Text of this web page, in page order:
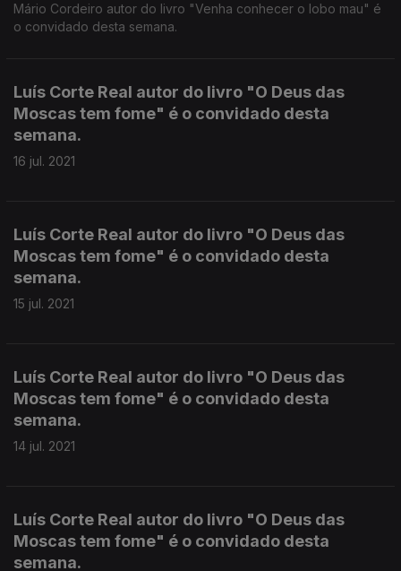
Mário Cordeiro autor do livro "Venha conhecer o lobo mau" é
o convidado desta semana.
Luís Corte Real autor do livro "O Deus das
Moscas tem fome" é o convidado desta
semana.
16 jul. 2021
Luís Corte Real autor do livro "O Deus das
Moscas tem fome" é o convidado desta
semana.
15 jul. 2021
Luís Corte Real autor do livro "O Deus das
Moscas tem fome" é o convidado desta
semana.
14 jul. 2021
Luís Corte Real autor do livro "O Deus das
Moscas tem fome" é o convidado desta
semana.